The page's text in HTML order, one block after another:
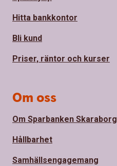
Hitta bankkontor
Bli kund
Priser, räntor och kurser
Om oss
Om Sparbanken Skaraborg
Hållbarhet
Samhällsengagemang